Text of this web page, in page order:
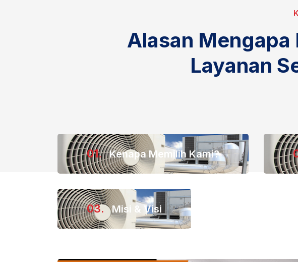
Alasan Mengapa
Layanan
01. Kenapa Memilih Kami?
03. Misi & Visi